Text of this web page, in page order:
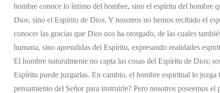
hombre conoce lo íntimo del hombre, sino el espíritu del hombre
Dios, sino el Espíritu de Dios. Y nosotros no hemos recibido el
conocer las gracias que Dios nos ha otorgado, de las cuales
humana, sino aprendidas del Espíritu, expresando realidades
El hombre naturalmente no capta las cosas del Espíritu de Dios;
Espíritu puede juzgarlas. En cambio, el hombre espiritual lo
pensamiento del Señor para instruirle? Pero nosotros poseemos el